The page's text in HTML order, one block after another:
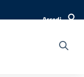
Accedi